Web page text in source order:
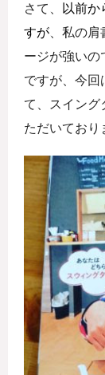
さて、 以前か
すが、私の肩
ージが強いの
ですが、今回
て、スイング
ただいており